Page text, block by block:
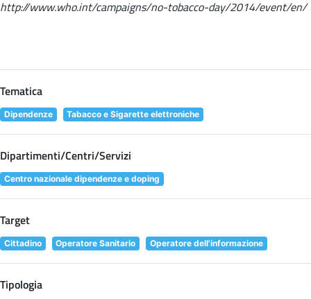
http://www.who.int/campaigns/no-tobacco-day/2014/event/en/
Tematica
Dipendenze Tabacco e Sigarette elettroniche
Dipartimenti/Centri/Servizi
Centro nazionale dipendenze e doping
Target
Cittadino Operatore Sanitario Operatore dell'informazione
Tipologia